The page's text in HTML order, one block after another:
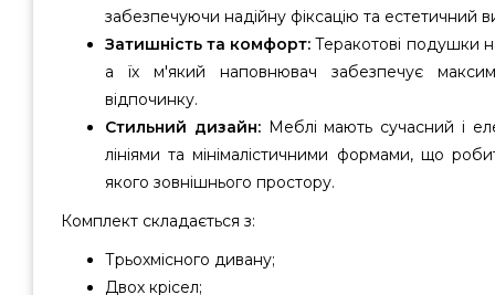
забезпечуючи надійну фіксацію та естетичний
Затишність та комфорт: Теракотові подушки
а їх м'який наповнювач забезпечує
відпочинку.
Стильний дизайн:Меблі мають сучасний і
лініями та мінімалістичними формами, що
якого зовнішнього простору.
Комплект складається з:
Трьохмісного дивану;
Двох крісел;